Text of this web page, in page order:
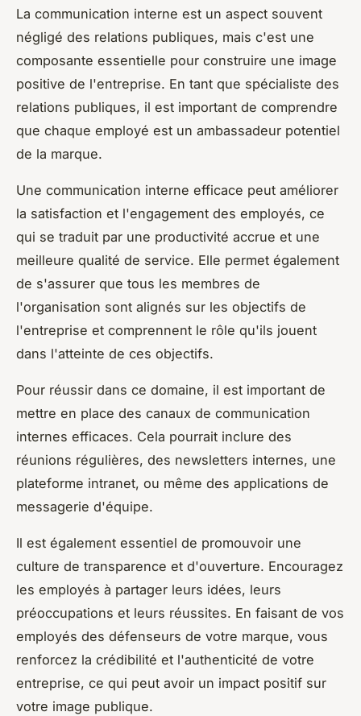
La communication interne est un aspect souvent
négligé des relations publiques, mais c'est une
composante essentielle pour construire une image
positive de l'entreprise. En tant que spécialiste des
relations publiques, il est important de comprendre
que chaque employé est un ambassadeur potentiel
de la marque.
Une communication interne efficace peut améliorer
la satisfaction et l'engagement des employés, ce
qui se traduit par une productivité accrue et une
meilleure qualité de service. Elle permet également
de s'assurer que tous les membres de
l'organisation sont alignés sur les objectifs de
l'entreprise et comprennent le rôle qu'ils jouent
dans l'atteinte de ces objectifs.
Pour réussir dans ce domaine, il est important de
mettre en place des canaux de communication
internes efficaces. Cela pourrait inclure des
réunions régulières, des newsletters internes, une
plateforme intranet, ou même des applications de
messagerie d'équipe.
Il est également essentiel de promouvoir une
culture de transparence et d'ouverture. Encouragez
les employés à partager leurs idées, leurs
préoccupations et leurs réussites. En faisant de vos
employés des défenseurs de votre marque, vous
renforcez la crédibilité et l'authenticité de votre
entreprise, ce qui peut avoir un impact positif sur
votre image publique.